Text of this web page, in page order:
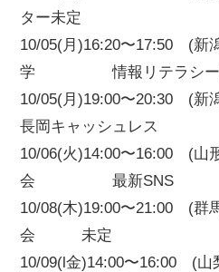
ター未定
10/05(月)16:20〜17:50 (新
学 情報リテラシー
10/05(月)19:00〜20:30 (新
長岡キャッシュレス
10/06(火)14:00〜16:00 (山
会 最新SNS
10/08(木)19:00〜21:00 (群
会 未定
10/09(l金)14:00〜16:00 (山